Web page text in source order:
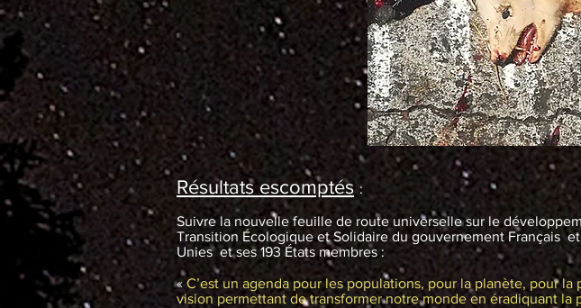
Résultats escomptés :
Suivre la nouvelle feuille de route universelle sur le
Transition Écologique et Solidaire du gouvernement Français
Unies et ses 193 États membres :
« C’est un agenda pour les populations, pour la planète, pour
vision permettant de transformer notre monde en éradiquant